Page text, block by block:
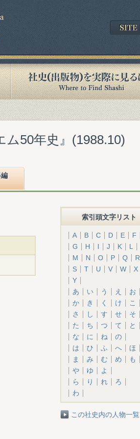
50年史』(1988.10)
索引頭文字リスト
A B C D E
F
G
H I J K
L
M
N O P Q
R
S
T U V W
X
Y
あ
い う え
お
か
き く け
こ
さ
し す せ
そ
た
ち つ て
と
な
に ね
の
は
ひ ふ へ
ほ
ま
み む め
も
や
ゆ
よ
ら
り れ
ろ
わ
この社史内の人物一覧